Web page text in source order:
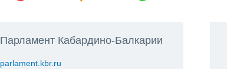
Парламент Кабардино-Балкарии
parlament.kbr.ru